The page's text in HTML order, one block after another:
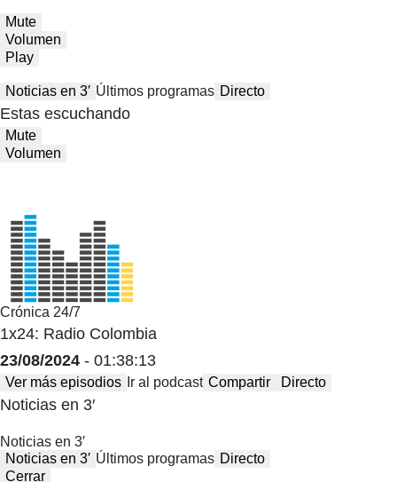
Mute
Volumen
Play
Noticias en 3′ Últimos programas Directo
Estas escuchando
Mute
Volumen
Crónica 24/7
1x24: Radio Colombia
23/08/2024 - 01:38:13
Ver más episodios Ir al podcast Compartir Directo
Noticias en 3′
Noticias en 3′
Noticias en 3′ Últimos programas Directo
Cerrar